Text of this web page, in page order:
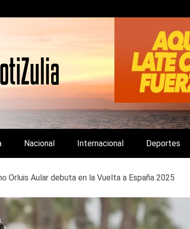
Y DE INTERÉS GENERAL.
Nacional Internacional Deportes
Orluis Aular debuta en la Vuelta a España 2025